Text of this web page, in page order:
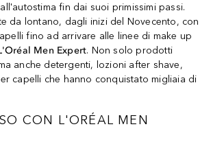
fin dai suoi primissimi passi.
da lontano, dagli inizi del Novecento, con
fino ad arrivare alle linee di make up
Men Expert. Non solo prodotti
anche detergenti, lozioni after shave,
capelli che hanno conquistato migliaia di
CON L'ORÉAL MEN